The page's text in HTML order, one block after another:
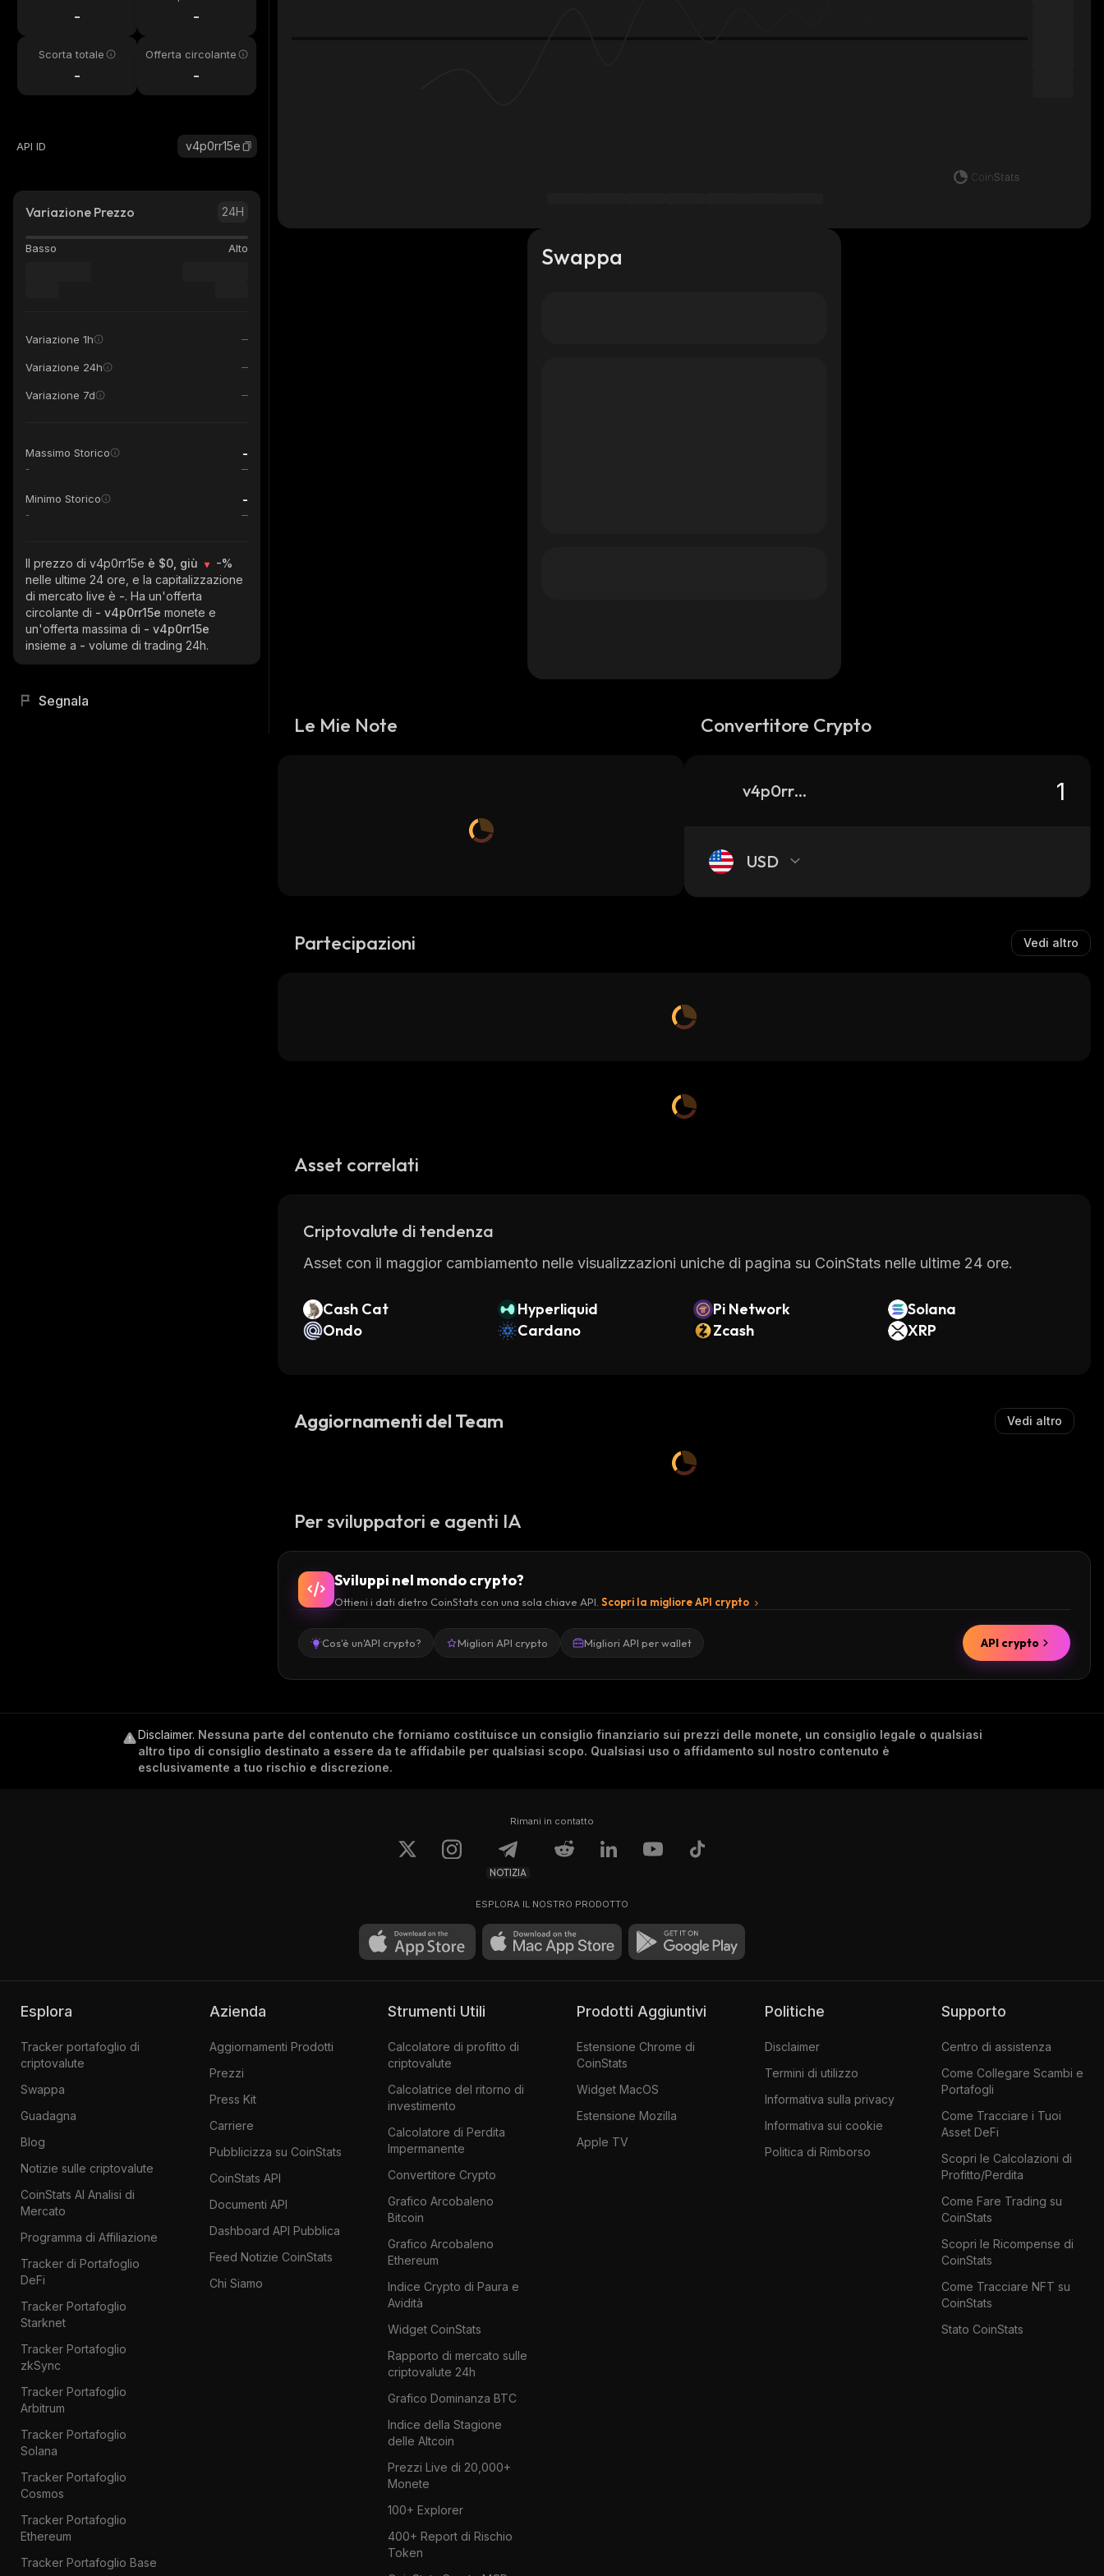
- -
Scorta totale
-
Offerta circolante
-
API ID v4p0rr15e
Variazione Prezzo 24H
Basso Alto
Variazione 1h
Variazione 24h
Variazione 7d
Massimo Storico -
-
Minimo Storico -
-
Il prezzo di v4p0rr15e è $0, giù
-%
nelle ultime 24 ore, e la capitalizzazione
di mercato live è -. Ha un'offerta
circolante di - v4p0rr15e monete e
un'offerta massima di - v4p0rr15e
insieme a - volume di trading 24h.
Segnala
Swappa
Le Mie Note Convertitore Crypto
v4p0rr15e
USD
Partecipazioni Vedi altro
Asset correlati
Criptovalute di tendenza
Asset con il maggior cambiamento nelle visualizzazioni uniche di pagina su CoinStats nelle ultime 24 ore.
Cash Cat Hyperliquid Pi Network
Solana
Ondo
Cardano Zcash XRP
Aggiornamenti del Team Vedi altro
Per sviluppatori e agenti IA
Sviluppi nel mondo crypto?
Ottieni i dati dietro CoinStats con una sola chiave API. Scopri la migliore API crypto
Cos'è un'API crypto? Migliori API crypto Migliori API per wallet API crypto
Disclaimer. Nessuna parte del contenuto che forniamo costituisce un consiglio finanziario sui prezzi delle monete, un consiglio legale o qualsiasi
altro tipo di consiglio destinato a essere da te affidabile per qualsiasi scopo. Qualsiasi uso o affidamento sul nostro contenuto è
esclusivamente a tuo rischio e discrezione.
Rimani in contatto
NOTIZIA
ESPLORA IL NOSTRO PRODOTTO
Esplora
Tracker portafoglio di
criptovalute
Swappa
Guadagna
Blog
Notizie sulle criptovalute
CoinStats AI Analisi di
Mercato
Programma di Affiliazione
Tracker di Portafoglio
DeFi
Tracker Portafoglio
Starknet
Tracker Portafoglio
zkSync
Tracker Portafoglio
Arbitrum
Tracker Portafoglio
Solana
Tracker Portafoglio
Cosmos
Tracker Portafoglio
Ethereum
Tracker Portafoglio Base
Azienda
Aggiornamenti Prodotti
Prezzi
Press Kit
Carriere
Pubblicizza su CoinStats
CoinStats API
Documenti API
Dashboard API Pubblica
Feed Notizie CoinStats
Chi Siamo
Strumenti Utili
Calcolatore di profitto di
criptovalute
Calcolatrice del ritorno di
investimento
Calcolatore di Perdita
Impermanente
Convertitore Crypto
Grafico Arcobaleno
Bitcoin
Grafico Arcobaleno
Ethereum
Indice Crypto di Paura e
Avidità
Widget CoinStats
Rapporto di mercato sulle
criptovalute 24h
Grafico Dominanza BTC
Indice della Stagione
delle Altcoin
Prezzi Live di 20,000+
Monete
100+ Explorer
400+ Report di Rischio
Token
Prodotti Aggiuntivi
Estensione Chrome di
CoinStats
Widget MacOS
Estensione Mozilla
Apple TV
Politiche
Disclaimer
Termini di utilizzo
Informativa sulla privacy
Informativa sui cookie
Politica di Rimborso
Supporto
Centro di assistenza
Come Collegare Scambi e
Portafogli
Come Tracciare i Tuoi
Asset DeFi
Scopri le Calcolazioni di
Profitto/Perdita
Come Fare Trading su
CoinStats
Scopri le Ricompense di
CoinStats
Come Tracciare NFT su
CoinStats
Stato CoinStats